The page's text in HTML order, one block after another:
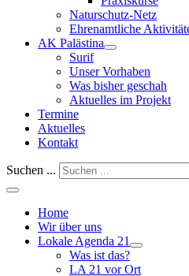
Naturschutz-Netz
Ehrenamtliche
AK Palästina
Surif
Unser Vorhaben
Was bisher geschah
Aktuelles im Projekt
Termine
Aktuelles
Kontakt
Suchen ...
Home
Wir über uns
Lokale Agenda 21
Was ist das?
LA 21 vor Ort